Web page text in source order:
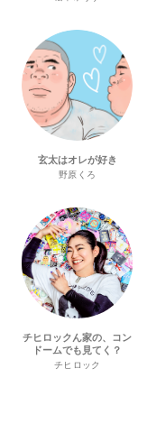
玄太はオレが好き
野原くろ
チヒロックん家の、コン
ドームでも見てく？
チヒロック